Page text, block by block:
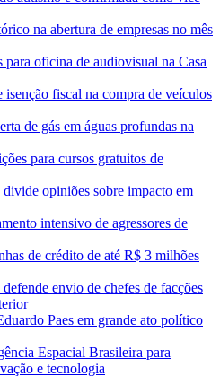
na abertura de empresas no mês
oficina de audiovisual na Casa
isenção fiscal na compra de veículos
de gás em águas profundas na
para cursos gratuitos de
opiniões sobre impacto em
intensivo de agressores de
de crédito de até R$ 3 milhões
envio de chefes de facções
Paes em grande ato político
Espacial Brasileira para
e tecnologia